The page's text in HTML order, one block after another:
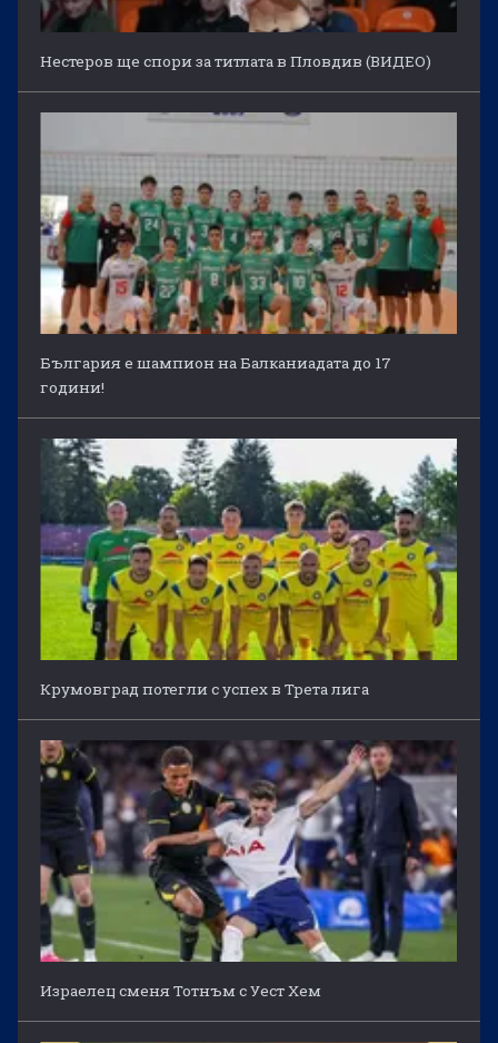
Нестеров ще спори за титлата в Пловдив (ВИДЕО)
България е шампион на Балканиадата до 17
години!
Крумовград потегли с успех в Трета лига
Израелец сменя Тотнъм с Уест Хем